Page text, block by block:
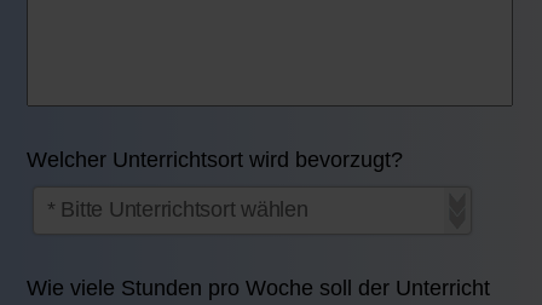
Welcher Unterrichtsort wird bevorzugt?
Wie viele Stunden pro Woche soll der Unterricht